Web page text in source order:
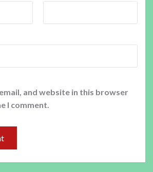
and website in this browser
I comment.